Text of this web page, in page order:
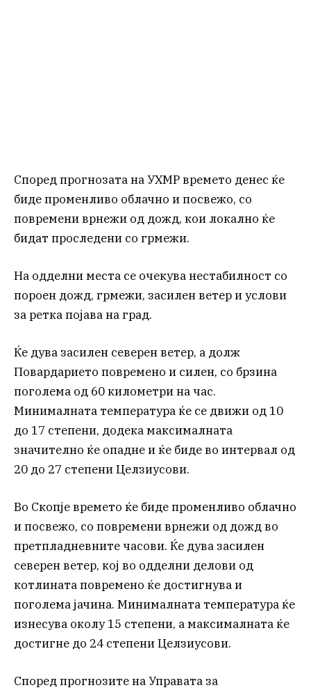
Според прогнозата на УХМР времето денес ќе
биде променливо облачно и посвежо, со
повремени врнежи од дожд, кои локално ќе
бидат проследени со грмежи.
На одделни места се очекува нестабилност со
пороен дожд, грмежи, засилен ветер и услови
за ретка појава на град.
Ќе дува засилен северен ветер, а долж
Повардарието повремено и силен, со брзина
поголема од 60 километри на час.
Минималната температура ќе се движи од 10
до 17 степени, додека максималната
значително ќе опадне и ќе биде во интервал од
20 до 27 степени Целзиусови.
Во Скопје времето ќе биде променливо облачно
и посвежо, со повремени врнежи од дожд во
претпладневните часови. Ќе дува засилен
северен ветер, кој во одделни делови од
котлината повремено ќе достигнува и
поголема јачина. Минималната температура ќе
изнесува околу 15 степени, а максималната ќе
достигне до 24 степени Целзиусови.
Според прогнозите на Управата за